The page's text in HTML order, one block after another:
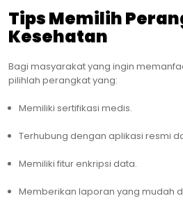
Tips Memilih
Kesehatan
Bagi masyarakat yang ingin
pilihlah perangkat yang:
Memiliki sertifikasi medis.
Terhubung dengan aplikasi resmi
Memiliki fitur enkripsi data.
Memberikan laporan yang mudah